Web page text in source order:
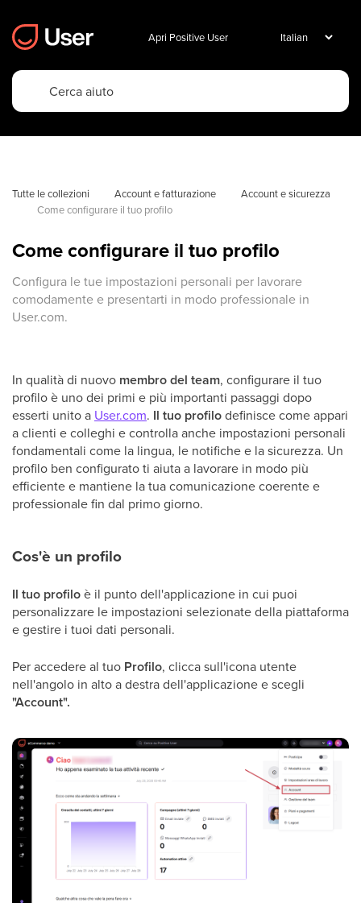
Apri Positive User
Tutte le collezioni Account e fatturazione
Account e sicurezza
Come configurare il tuo profilo
Come configurare il tuo profilo
Configura le tue impostazioni personali per lavorare
comodamente e presentarti in modo professionale in
User.com.
In qualità di nuovo membro del team, configurare il tuo
profilo è uno dei primi e più importanti passaggi dopo
esserti unito a User.com. Il tuo profilodefinisce come appari
a clienti e colleghi e controlla anche impostazioni personali
fondamentali come la lingua, le notifiche e la sicurezza. Un
profilo ben configurato ti aiuta a lavorare in modo più
efficiente e mantiene la tua comunicazione coerente e
professionale fin dal primo giorno.
Cos'è un profilo
Il tuo profiloè il punto dell'applicazione in cui puoi
personalizzare le impostazioni selezionate della piattaforma
e gestire i tuoi dati personali.
Per accedere al tuo Profilo, clicca sull'icona utente
nell'angolo in alto a destra dell'applicazione e scegli
"Account".